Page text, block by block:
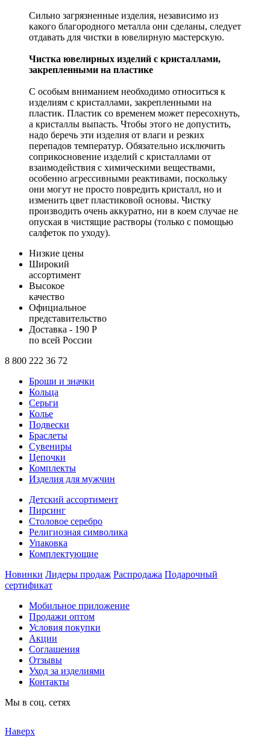
Сильно загрязненные изделия, независимо из
какого благородного металла они сделаны, следует
отдавать для чистки в ювелирную мастерскую.
Чистка ювелирных изделий с кристаллами,
закрепленными на пластике
С особым вниманием необходимо относиться к
изделиям с кристаллами, закрепленными на
пластик. Пластик со временем может пересохнуть,
а кристаллы выпасть. Чтобы этого не допустить,
надо беречь эти изделия от влаги и резких
перепадов температур. Обязательно исключить
соприкосновение изделий с кристаллами от
взаимодействия с химическими веществами,
особенно агрессивными реактивами, поскольку
они могут не просто повредить кристалл, но и
изменить цвет пластиковой основы. Чистку
производить очень аккуратно, ни в коем случае не
опуская в чистящие растворы (только с помощью
салфеток по уходу).
Низкие цены
Широкий
ассортимент
Высокое
качество
Официальное
представительство
Доставка - 190 Р
по всей России
8 800 222 36 72
Броши и значки
Кольца
Серьги
Колье
Подвески
Браслеты
Сувениры
Цепочки
Комплекты
Изделия для мужчин
Детский ассортимент
Пирсинг
Столовое серебро
Религиозная символика
Упаковка
Комплектующие
Новинки Лидеры продаж Распродажа Подарочный
сертификат
Мобильное приложение
Продажи оптом
Условия покупки
Акции
Соглашения
Отзывы
Уход за изделиями
Контакты
Мы в соц. сетях
Наверх